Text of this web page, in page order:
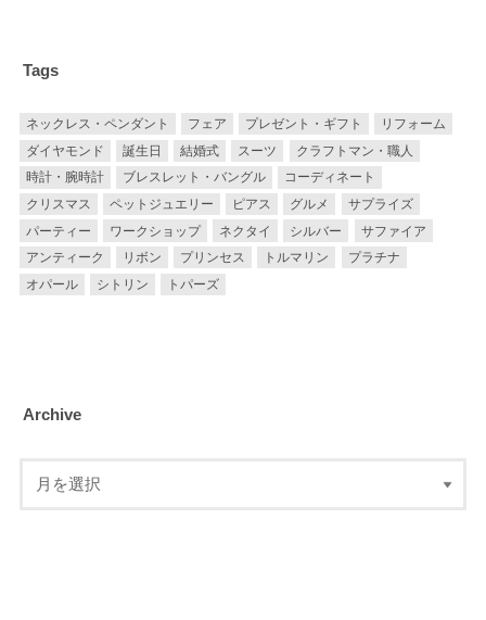
Tags
ネックレス・ペンダント フェア プレゼント・ギフト
リフォーム
ダイヤモンド
誕生日 結婚式 スーツ
クラフトマン・職人
時計・腕時計
ブレスレット・バングル
コーディネート
クリスマス
ペットジュエリー ピアス グルメ
サプライズ
パーティー
ワークショップ ネクタイ シルバー
サファイア
アンティーク
リボン プリンセス トルマリン
プラチナ
オパール
シトリン トパーズ
Archive